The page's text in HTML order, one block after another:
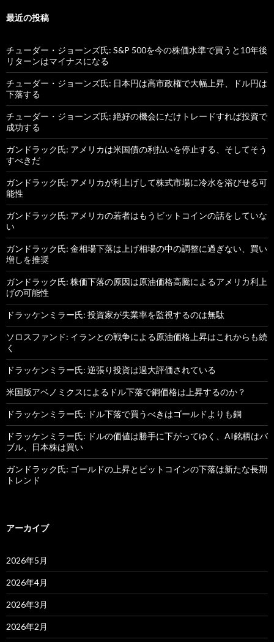
最近の投稿
チューダー・ジョーンズ氏: S&P 500を今の株価水準で買うと10年後
リターンはマイナスになる
チューダー・ジョーンズ氏: 日本円は高市政権で大幅上昇、ドル円は
下落する
チューダー・ジョーンズ氏: 絶好の機会にだけトレードすれば投資で
成功する
ガンドラック氏: アメリカは米国債の利払いを停止する、そしてそう
すべきだ
ガンドラック氏: アメリカが利上げして株式市場に冷水を浴びせる可
能性
ガンドラック氏: アメリカの若者はもうビットコインの話をしていな
い
ガンドラック氏: 金相場下落は上げ相場の中の調整に過ぎない、買い
増しを推奨
ガンドラック氏: 株価下落の原因は原油価格高騰によるアメリカ利上
げの可能性
ドラッケンミラー氏: 投資家が失業率を監視するのは無駄
ソロスファンド: イランとの戦争による原油価格上昇はこれからも続
く
ドラッケンミラー氏: 逆張り投資は過大評価されている
米国版アベノミクスによるドル下落で銅価格は上昇するのか？
ドラッケンミラー氏: ドル下落で買うべきはゴールドよりも銅
ドラッケンミラー氏: ドルの価値は勝手に下がってゆく、AI銘柄はバ
ブル、日本株は買い
ガンドラック氏: ゴールドの上昇とビットコインの下落は新たな長期
トレンド
アーカイブ
2026年5月
2026年4月
2026年3月
2026年2月